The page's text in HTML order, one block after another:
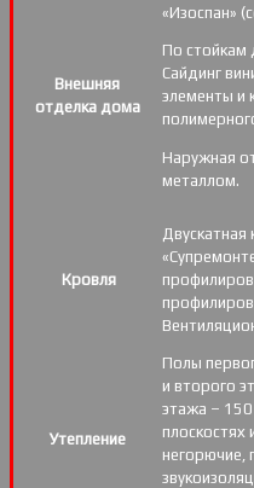
«Изоспан»
Внешняя
отделка дома
По
Сайдинг
элементы и
Наружная
металлом.
Кровля
Утепление
Полы
и второго
этажа –
плоскостях
негорючие,